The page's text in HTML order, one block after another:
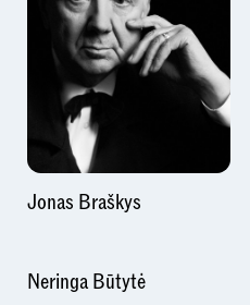
Jonas Braškys
Neringa Būtytė